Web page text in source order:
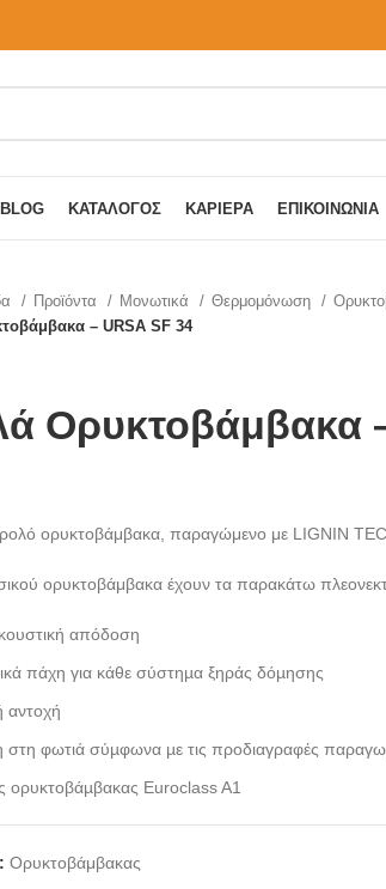
BLOG ΚΑΤΆΛΟΓΟΣ ΚΑΡΙΈΡΑ ΕΠΙΚΟΙΝΩΝΊΑ
Προϊόντα Μονωτικά Θερμομόνωση
– URSA SF 34
Ορυκτοβάμβακα
ρολό ορυκτοβάμβακα, παραγώμενο με LIGNIN
ορυκτοβάμβακα έχουν τα παρακάτω
απόδοση
πάχη για κάθε σύστηµα ξηράς δόµησης
αντοχή
φωτιά σύµφωνα µε τις προδιαγραφές
ορυκτοβάµβακας Euroclass A1
Ορυκτοβάμβακας